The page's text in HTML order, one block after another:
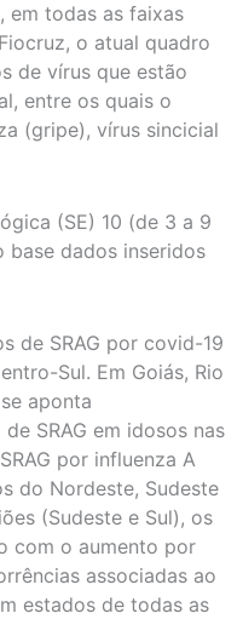
em todas as faixas
o atual quadro
de vírus que estão
entre os quais o
(gripe), vírus sincicial
(SE) 10 (de 3 a 9
base dados inseridos
de SRAG por covid-19
Sul. Em Goiás, Rio
aponta
SRAG em idosos nas
por influenza A
do Nordeste, Sudeste
(Sudeste e Sul), os
com o aumento por
associadas ao
estados de todas as